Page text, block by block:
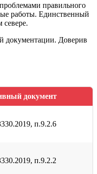
правильного
работы. Единственный
документации. Доверив
документ
п.9.2.6
п.9.2.2